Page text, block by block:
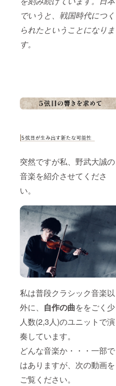
でいうと、戦国時代につく
られたということになりま
す。
突然ですが私、野武大誠の
音楽を紹介させてくださ
い。
私は普段クラシック音楽以
外に、 自作の曲ををごく少
人数(2,3人)のユニットで演
奏しています。
どんな音楽か・・・一部で
はありますが、次の動画を
ご覧ください。